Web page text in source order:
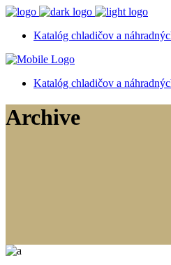
Katalóg chladičov a
Katalóg chladičov a
Archive